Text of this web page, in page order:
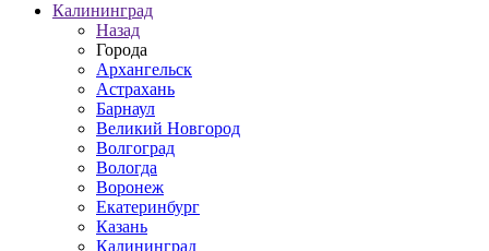
Калининград
Назад
Города
Архангельск
Астрахань
Барнаул
Великий Новгород
Волгоград
Вологда
Воронеж
Екатеринбург
Казань
Калининград